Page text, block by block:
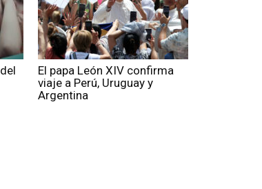
El papa León XIV confirma
viaje a Perú, Uruguay y
Argentina